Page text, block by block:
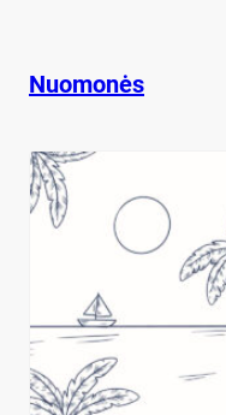
Nuomonės